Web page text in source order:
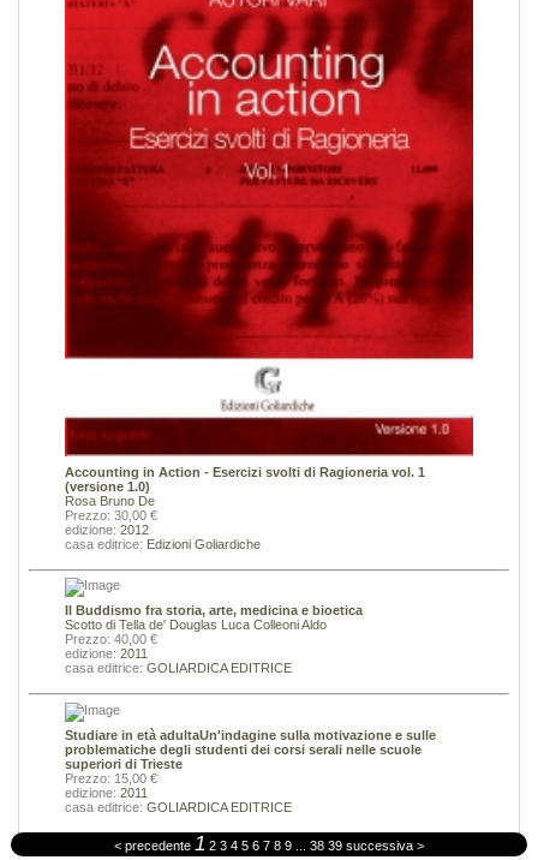
Accounting in Action - Esercizi svolti di Ragioneria vol. 1
(versione 1.0)
Rosa Bruno De
Prezzo: 30,00 €
edizione: 2012
casa editrice: Edizioni Goliardiche
Il Buddismo fra storia, arte, medicina e bioetica
Scotto di Tella de' Douglas Luca Colleoni Aldo
Prezzo: 40,00 €
edizione: 2011
casa editrice: GOLIARDICA EDITRICE
Studiare in età adultaUn'indagine sulla motivazione e sulle
problematiche degli studenti dei corsi serali nelle scuole
superiori di Trieste
Prezzo: 15,00 €
edizione: 2011
casa editrice: GOLIARDICA EDITRICE
< precedente 1 2 3 4 5 6 7 8 9 38 39 successiva >